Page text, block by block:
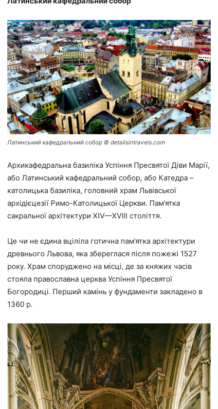
Латинський кафедральний собор © detailsintravels.com
Архикафедральна базиліка Успіння Пресвятої Діви Марії,
або Латинський кафедральний собор, або Катедра –
католицька базиліка, головний храм Львівської
архідієцезії Римо-Католицької Церкви. Пам’ятка
сакральної архітектури XIV—XVIII століття.
Це чи не єдина вціліла готична пам’ятка архітектури
древнього Львова, яка збереглася після пожежі 1527
року. Храм споруджено на місці, де за княжих часів
стояла православна церква Успіння Пресвятої
Богородиці. Перший камінь у фундаменти закладено в
1360 р.